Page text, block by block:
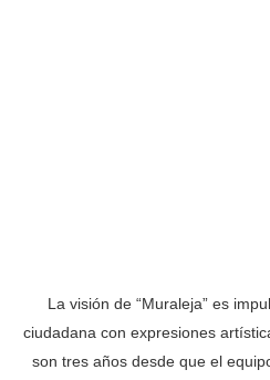
La visión de “Muraleja” es
ciudadana con expresiones
son tres años desde que el